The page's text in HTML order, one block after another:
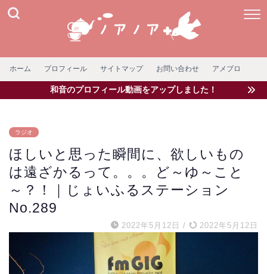
ホーム プロフィール サイトマップ お問い合わせ アメブロ
和音のプロフィール動画をアップしました！
ラジオ
ほしいと思った瞬間に、欲しいもの
は遠ざかるって。。。ど～ゆ～こと
～？！｜じょいふるステーション
No.289
2022年5月12日 / 2022年5月12日